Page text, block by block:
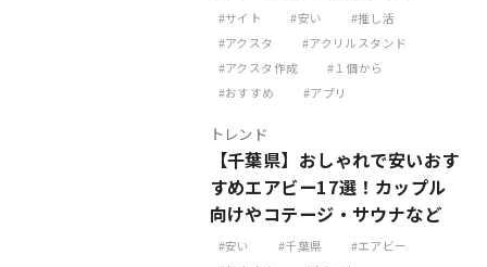
サイト 安い
推し活
アクスタ
アクリルスタンド
アクスタ作成
１個から
おすすめ
アプリ
トレンド
【千葉県】おしゃれで安いおす
すめエアビー17選！カップル
向けやコテージ・サウナなど
安い 千葉県
エアビー